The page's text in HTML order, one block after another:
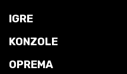
IGRE
PS5 Igre
PS4 Igre
KONZOLE
Playstation 5 Pro
OPREMA